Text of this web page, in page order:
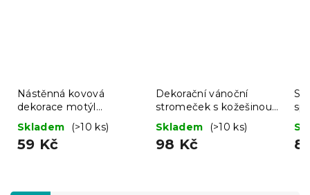
Nástěnná kovová
dekorace motýl
BUTTERFLY 40 cm -
více barev
Skladem (>10 ks)
59 Kč
Dekorační vánoční
stromeček s kožešinou
LUSH 41 cm - různé
barvy
Skladem (>10 ks)
98 Kč